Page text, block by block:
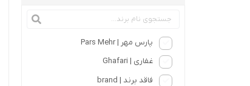
پارس مهر | Pars Mehr
غفاری | Ghafari
فاقد برند | brand